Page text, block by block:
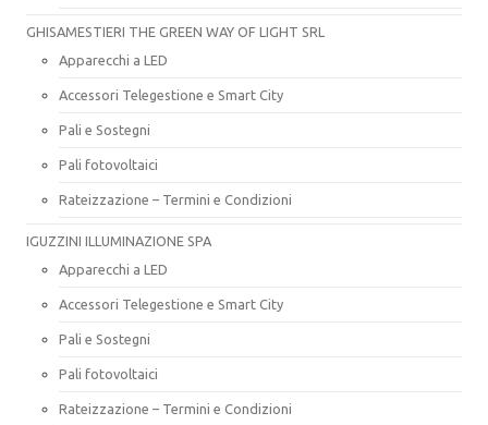
GHISAMESTIERI THE GREEN WAY OF LIGHT SRL
Apparecchi a LED
Accessori Telegestione e Smart City
Pali e Sostegni
Pali fotovoltaici
Rateizzazione – Termini e Condizioni
IGUZZINI ILLUMINAZIONE SPA
Apparecchi a LED
Accessori Telegestione e Smart City
Pali e Sostegni
Pali fotovoltaici
Rateizzazione – Termini e Condizioni